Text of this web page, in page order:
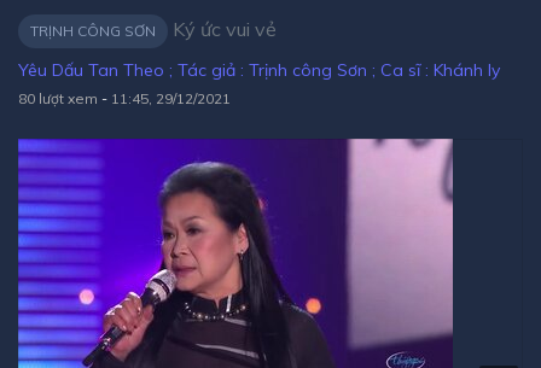
TRỊNH CÔNG SƠN Ký ức vui vẻ
Yêu Dấu Tan Theo ; Tác giả : Trịnh công Sơn ; Ca sĩ : Khánh ly
80 lượt xem - 11:45, 29/12/2021